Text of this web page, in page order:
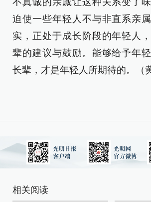
迫使一些年轻人不与非直系亲
实，正处于成长阶段的年轻人
辈的建议与鼓励。能够给予年
长辈，才是年轻人所期待的。（
相关阅读